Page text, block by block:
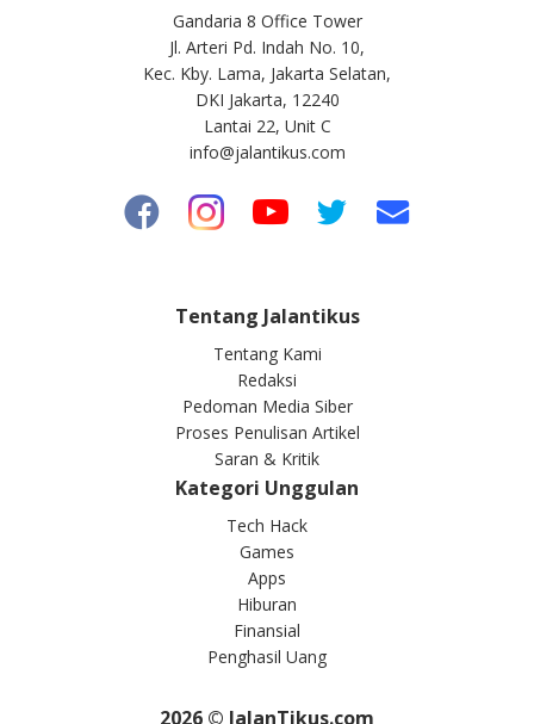
Gandaria 8 Office Tower
Jl. Arteri Pd. Indah No. 10,
Kec. Kby. Lama, Jakarta Selatan,
DKI Jakarta, 12240
Lantai 22, Unit C
info@jalantikus.com
Tentang Jalantikus
Tentang Kami
Redaksi
Pedoman Media Siber
Proses Penulisan Artikel
Saran & Kritik
Kategori Unggulan
Tech Hack
Games
Apps
Hiburan
Finansial
Penghasil Uang
2026 © JalanTikus.com